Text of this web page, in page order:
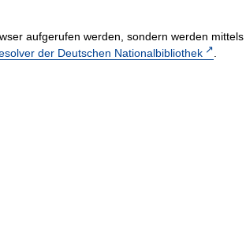
aufgerufen werden, sondern werden
der Deutschen Nationalbibliothek .